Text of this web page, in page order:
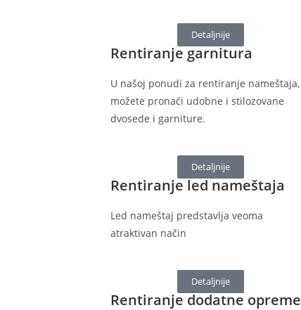
Detaljnije
Rentiranje garnitura
U našoj ponudi za rentiranje nameštaja,
možete pronaći udobne i stilozovane
dvosede i garniture.
Detaljnije
Rentiranje led nameštaja
Led nameštaj predstavlja veoma
atraktivan način
Detaljnije
Rentiranje dodatne opreme